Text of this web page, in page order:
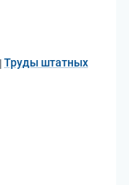
Труды штатных